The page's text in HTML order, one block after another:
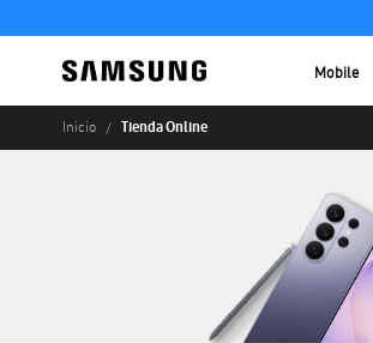
Mobile
Inicio Tienda Online